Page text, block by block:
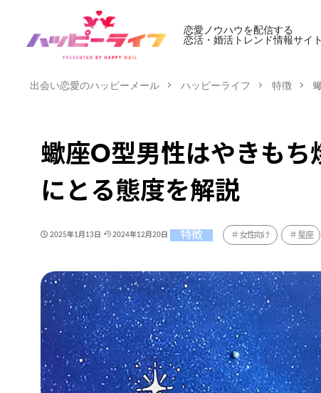
恋愛ノウハウを配信する
恋活・婚活トレンド情報サイト
出会い恋愛のハッピーメール ハッピーライフ 特徴
蠍座O型男性はやきもち
にとる態度を解説
2025年1月13日 2024年12月20日 特徴 女性向け 星座